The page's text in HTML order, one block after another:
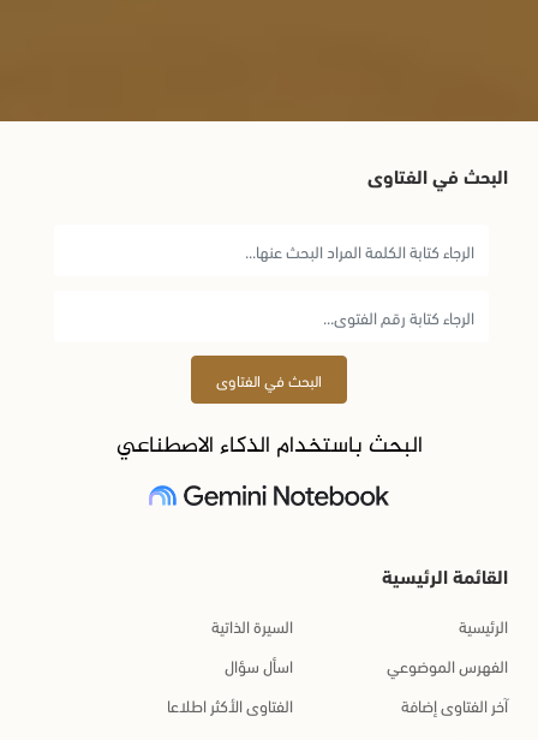
البحث في الفتاوى
البحث في الفتاوى
البحث باستخدام الذكاء الاصطناعي
القائمة الرئيسية
الرئيسية
السيرة الذاتية
الفهرس الموضوعي
اسأل سؤال
آخر الفتاوى إضافة
الفتاوى الأكثر اطلاعا